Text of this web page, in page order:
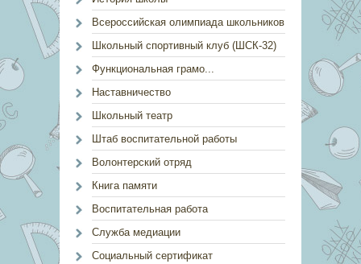
Всероссийская олимпиада школьников
Школьный спортивный клуб (ШСК-32)
Функциональная грамо...
Наставничество
Школьный театр
Штаб воспитательной работы
Волонтерский отряд
Книга памяти
Воспитательная работа
Служба медиации
Социальный сертификат